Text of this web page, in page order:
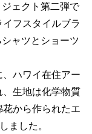
ェクト第二弾で
フスタイルブラ
ャツとショーツ
、ハワイ在住アー
生地は化学物質
から作られたエ
ました。